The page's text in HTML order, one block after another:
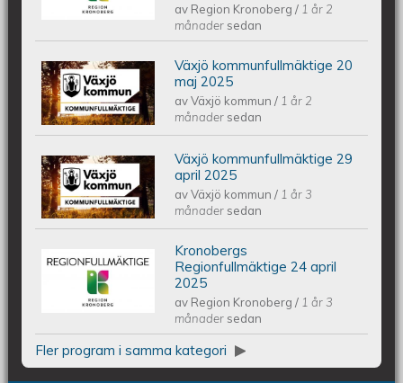
2025
av Region Kronoberg/ 1 år 2
månader sedan
Växjös kommunfullmäktige 20 maj
2025
Växjö kommunfullmäktige 20
maj 2025
avVäxjö kommun/ 1 år 2
månader sedan
Växjös kommunfullmäktige 29 april
2025
Växjö kommunfullmäktige 29
april 2025
avVäxjö kommun/ 1 år 3
månader sedan
Kronobergs regionfullmäktige 24
april 2025
Kronobergs
Regionfullmäktige 24 april
2025
av Region Kronoberg/ 1 år 3
månader sedan
Fler program i samma kategori